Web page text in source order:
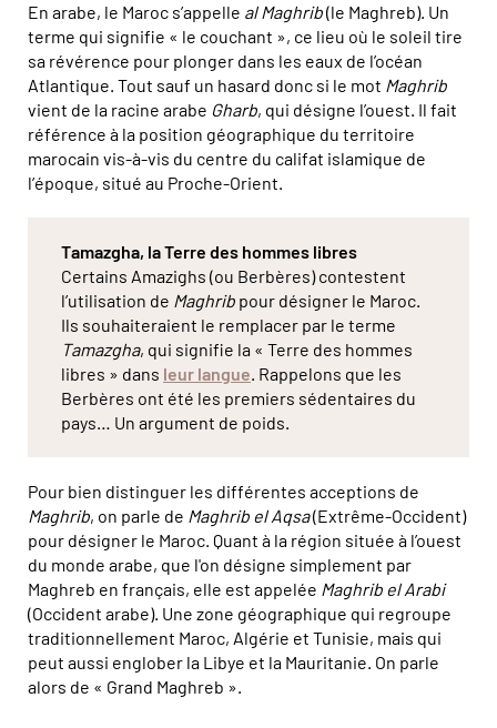
En arabe, le Maroc s’appelle al Maghrib(le Maghreb). Un
terme qui signifie « le couchant », ce lieu où le soleil tire
sa révérence pour plonger dans les eaux de l’océan
Atlantique. Tout sauf un hasard donc si le mot Maghrib
vient de la racine arabe Gharb, qui désigne l’ouest. Il fait
référence à la position géographique du territoire
marocain vis-à-vis du centre du califat islamique de
l’époque, situé au Proche-Orient.
Tamazgha, la Terre des hommes libres
Certains Amazighs (ou Berbères) contestent
l’utilisation de Maghrib pour désigner le Maroc.
Ils souhaiteraient le remplacer par le terme
Tamazgha, qui signifie la « Terre des hommes
libres » dans leur langue. Rappelons que les
Berbères ont été les premiers sédentaires du
pays… Un argument de poids.
Pour bien distinguer les différentes acceptions de
Maghrib, on parle de Maghrib el Aqsa(Extrême-Occident)
pour désigner le Maroc. Quant à la région située à l’ouest
du monde arabe, que l'on désigne simplement par
Maghreb en français, elle est appelée Maghrib el Arabi
(Occident arabe). Une zone géographique qui regroupe
traditionnellement Maroc, Algérie et Tunisie, mais qui
peut aussi englober la Libye et la Mauritanie. On parle
alors de « Grand Maghreb ».